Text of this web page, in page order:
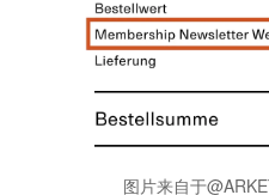
图片来自于